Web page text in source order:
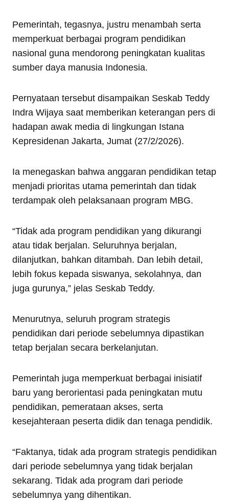
Pemerintah, tegasnya, justru menambah serta
memperkuat berbagai program pendidikan
nasional guna mendorong peningkatan kualitas
sumber daya manusia Indonesia.
Pernyataan tersebut disampaikan Seskab Teddy
Indra Wijaya saat memberikan keterangan pers di
hadapan awak media di lingkungan Istana
Kepresidenan Jakarta, Jumat (27/2/2026).
Ia menegaskan bahwa anggaran pendidikan tetap
menjadi prioritas utama pemerintah dan tidak
terdampak oleh pelaksanaan program MBG.
“Tidak ada program pendidikan yang dikurangi
atau tidak berjalan. Seluruhnya berjalan,
dilanjutkan, bahkan ditambah. Dan lebih detail,
lebih fokus kepada siswanya, sekolahnya, dan
juga gurunya,” jelas Seskab Teddy.
Menurutnya, seluruh program strategis
pendidikan dari periode sebelumnya dipastikan
tetap berjalan secara berkelanjutan.
Pemerintah juga memperkuat berbagai inisiatif
baru yang berorientasi pada peningkatan mutu
pendidikan, pemerataan akses, serta
kesejahteraan peserta didik dan tenaga pendidik.
“Faktanya, tidak ada program strategis pendidikan
dari periode sebelumnya yang tidak berjalan
sekarang. Tidak ada program dari periode
sebelumnya yang dihentikan.